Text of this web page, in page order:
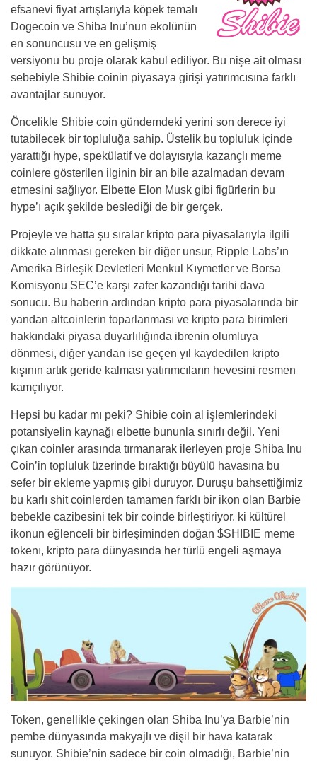
efsanevi fiyat artışlarıyla köpek temalı
Dogecoin ve Shiba Inu’nun ekolünün
en sonuncusu ve en gelişmiş
versiyonu bu proje olarak kabul ediliyor. Bu nişe ait olması
sebebiyle Shibie coinin piyasaya girişi yatırımcısına farklı
avantajlar sunuyor.
Öncelikle Shibie coin gündemdeki yerini son derece iyi
tutabilecek bir topluluğa sahip. Üstelik bu topluluk içinde
yarattığı hype, spekülatif ve dolayısıyla kazançlı meme
coinlere gösterilen ilginin bir an bile azalmadan devam
etmesini sağlıyor. Elbette Elon Musk gibi figürlerin bu
hype’ı açık şekilde beslediği de bir gerçek.
Projeyle ve hatta şu sıralar kripto para piyasalarıyla ilgili
dikkate alınması gereken bir diğer unsur, Ripple Labs’ın
Amerika Birleşik Devletleri Menkul Kıymetler ve Borsa
Komisyonu SEC’e karşı zafer kazandığı tarihi dava
sonucu. Bu haberin ardından kripto para piyasalarında bir
yandan altcoinlerin toparlanması ve kripto para birimleri
hakkındaki piyasa duyarlılığında ibrenin olumluya
dönmesi, diğer yandan ise geçen yıl kaydedilen kripto
kışının artık geride kalması yatırımcıların hevesini resmen
kamçılıyor.
Hepsi bu kadar mı peki? Shibie coin al işlemlerindeki
potansiyelin kaynağı elbette bununla sınırlı değil. Yeni
çıkan coinler arasında tırmanarak ilerleyen proje Shiba Inu
Coin’in topluluk üzerinde bıraktığı büyülü havasına bu
sefer bir ekleme yapmış gibi duruyor. Duruşu bahsettiğimiz
bu karlı shit coinlerden tamamen farklı bir ikon olan Barbie
bebekle cazibesini tek bir coinde birleştiriyor. ki kültürel
ikonun eğlenceli bir birleşiminden doğan $SHIBIE meme
tokenı, kripto para dünyasında her türlü engeli aşmaya
hazır görünüyor.
Token, genellikle çekingen olan Shiba Inu’ya Barbie’nin
pembe dünyasında makyajlı ve dişil bir hava katarak
sunuyor. Shibie’nin sadece bir coin olmadığı, Barbie’nin